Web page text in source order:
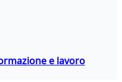
e lavoro